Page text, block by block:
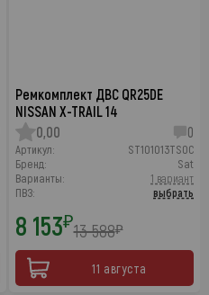
Ремкомплект ДВС QR25DE
NISSAN X-TRAIL 14
0,00
0
Артикул:
ST101013TS0C
Бренд:
Sat
Варианты:
1 вариант
ПВЗ:
выбрать
8 153₽13 588₽
11 августа